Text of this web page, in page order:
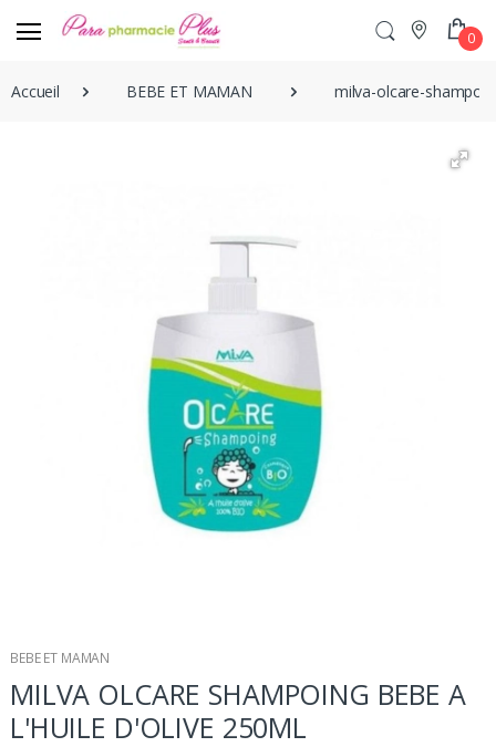
0
Accueil BEBE ET MAMAN milva-olcare-
BEBE ET MAMAN
MILVA OLCARE SHAMPOING BEBE A
L'HUILE D'OLIVE 250ML